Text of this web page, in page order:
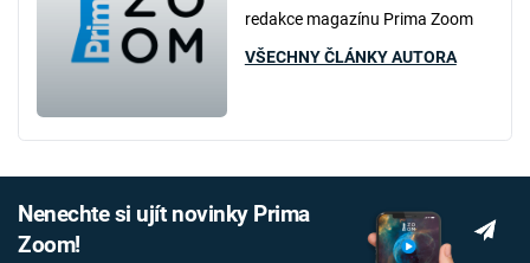
redakce magazínu Prima Zoom
VŠECHNY ČLÁNKY AUTORA
Nenechte si ujít novinky Prima
Zoom!